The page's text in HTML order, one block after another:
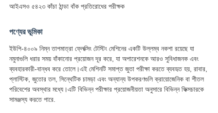
আইএসও ৫৪২৩ কাঁচা ঠান্ডা বাঁক প্রতিরোধের পরীক্ষক
পণ্যের ভূমিকা
ইউপি-৪০০৯ নিম্ন তাপমাত্রা ফ্লেক্সিং টেস্টিং মেশিনের একটি উল্লম্ব নকশা রয়েছে যা
নমুনাগুলি ধরার সময় বাঁকানোর প্রয়োজন দূর করে, যা অপারেশনকে আরও সুবিধাজনক এবং
ব্যবহারকারী-বান্ধব করে তোলে।এই মেশিনটি সমাপ্ত জুতা পরীক্ষা করতে ব্যবহৃত হয়, রাবার,
প্লাস্টিক, জুতোর তল, সিন্থেটিক চামড়া এবং অন্যান্য উপকরণগুলি ক্রায়োজেনিক বা শীতল
পরিবেশের অবস্থার মধ্যে।এটি বিভিন্ন পরীক্ষার প্রয়োজনীয়তা অনুসারে বিভিন্ন ফিক্সচারকে
সামঞ্জস্য করতে পারে.